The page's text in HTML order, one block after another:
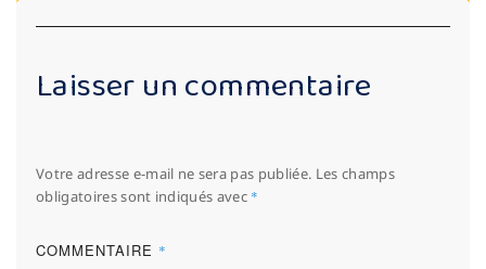
Laisser un commentaire
Votre adresse e-mail ne sera pas publiée. Les champs
obligatoires sont indiqués avec *
COMMENTAIRE *